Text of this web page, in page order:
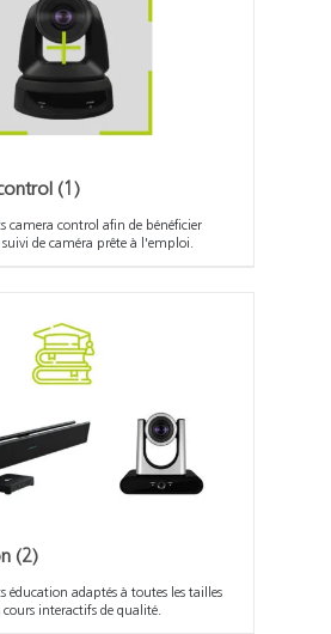
(1)
camera control afin de bénéficier
de caméra prête à l'emploi.
(2)
éducation adaptés à toutes les tailles
cours interactifs de qualité.